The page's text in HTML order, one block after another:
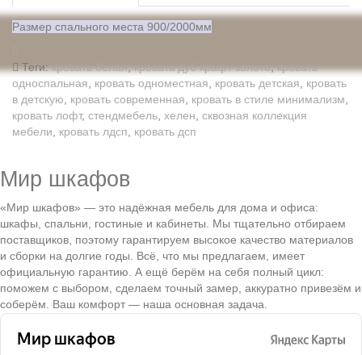
Размер спального места 900/2000мм
Теги:кровать белая,кровать дуб крафт золото,кровать
односпальная
кровать одноместная кровать детская
кровать
в детскую
кровать современная кровать в стиле минимализм
кровать лофт, стендмебель хелен сквозная коллекция
мебели
кровать лдсп кровать дсп
Мир шкафов
«Мир шкафов» — это надёжная мебель для дома и офиса:
шкафы, спальни, гостиные и кабинеты. Мы тщательно отбираем
поставщиков, поэтому гарантируем высокое качество материалов
и сборки на долгие годы. Всё, что мы предлагаем, имеет
официальную гарантию. А ещё берём на себя полный цикл:
поможем с выбором, сделаем точный замер, аккуратно привезём и
соберём. Ваш комфорт — наша основная задача.